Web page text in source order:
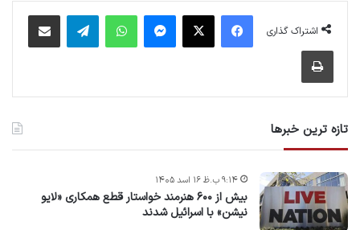
اشتراک گذاری
فیس بوک X پیام رسان واتس آپ تلگرام اشتراک گذاری از طریق ایمیل
چاپ
تازه ترین خبرها
بیش از ۶۰۰ هنرمند خواستار قطع همکاری «لایو
نیشن» با اسرائیل شدند
۹:۱۴ ب.ظ ۱۶ اسد ۱۴۰۵